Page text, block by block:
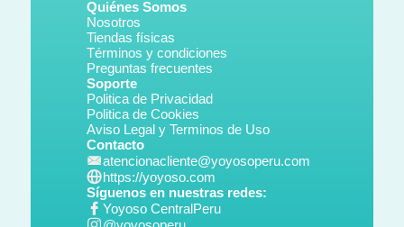
Quiénes Somos
Nosotros
Tiendas físicas
Términos y condiciones
Preguntas frecuentes
Soporte
Politica de Privacidad
Politica de Cookies
Aviso Legal y Terminos de Uso
Contacto
atencionacliente@yoyosoperu.com
https://yoyoso.com
Síguenos en nuestras redes:
Yoyoso CentralPeru